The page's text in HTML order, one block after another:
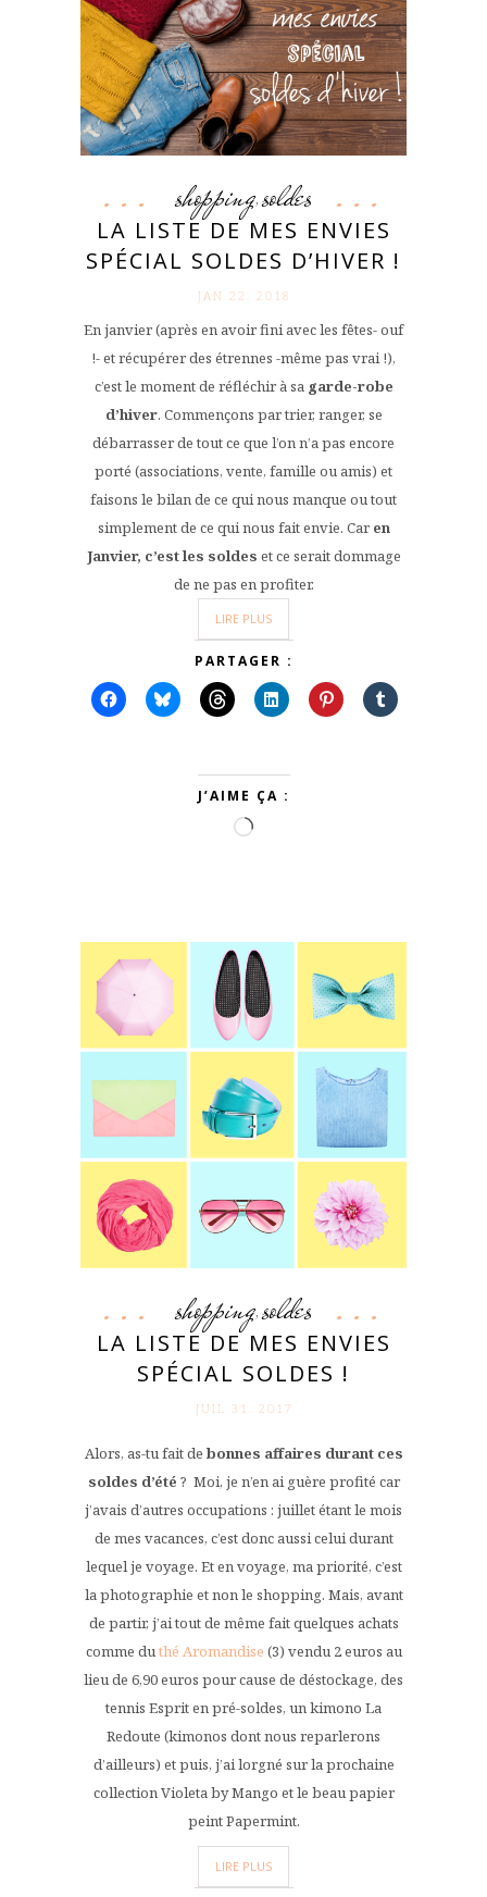
shopping, soldes
LA LISTE DE MES ENVIES
SPÉCIAL SOLDES D’HIVER !
JAN 22. 2018
En janvier (après en avoir fini avec les fêtes- ouf
!- et récupérer des étrennes -même pas vrai !),
c’est le moment de réfléchir à sa garde-robe
d’hiver. Commençons par trier, ranger, se
débarrasser de tout ce que l’on n’a pas encore
porté (associations, vente, famille ou amis) et
faisons le bilan de ce qui nous manque ou tout
simplement de ce qui nous fait envie. Car en
Janvier, c’est les soldes et ce serait dommage
de ne pas en profiter.
LIRE PLUS
PARTAGER :
J’AIME ÇA :
Chargement…
shopping, soldes
LA LISTE DE MES ENVIES
SPÉCIAL SOLDES !
JUIL 31. 2017
Alors, as-tu fait de bonnes affaires durant ces
soldes d’été ? Moi, je n’en ai guère profité car
j’avais d’autres occupations : juillet étant le mois
de mes vacances, c’est donc aussi celui durant
lequel je voyage. Et en voyage, ma priorité, c’est
la photographie et non le shopping. Mais, avant
de partir, j’ai tout de même fait quelques achats
comme duthé Aromandise (3) vendu 2 euros au
lieu de 6,90 euros pour cause de déstockage, des
tennis Esprit en pré-soldes, un kimono La
Redoute (kimonos dont nous reparlerons
d’ailleurs) et puis, j’ai lorgné sur la prochaine
collection Violeta by Mango et le beau papier
peint Papermint.
LIRE PLUS